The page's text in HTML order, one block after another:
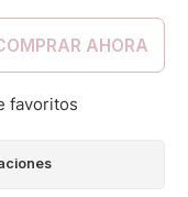
AHORA
favoritos